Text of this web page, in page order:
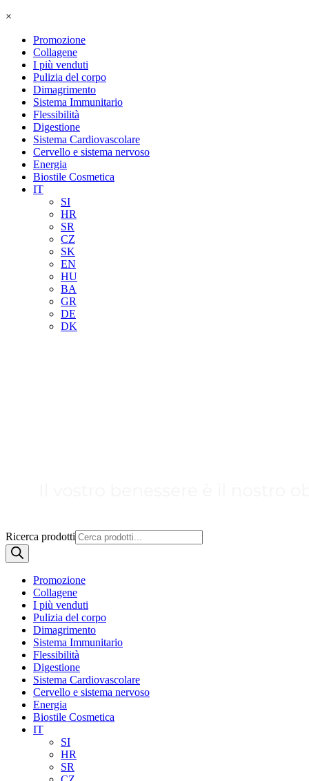
×
Promozione
Collagene
I più venduti
Pulizia del corpo
Dimagrimento
Sistema Immunitario
Flessibilità
Digestione
Sistema Cardiovascolare
Cervello e sistema nervoso
Energia
Biostile Cosmetica
IT
SI
HR
SR
CZ
SK
EN
HU
BA
GR
DE
DK
Ricerca prodotti
Promozione
Collagene
I più venduti
Pulizia del corpo
Dimagrimento
Sistema Immunitario
Flessibilità
Digestione
Sistema Cardiovascolare
Cervello e sistema nervoso
Energia
Biostile Cosmetica
IT
SI
HR
SR